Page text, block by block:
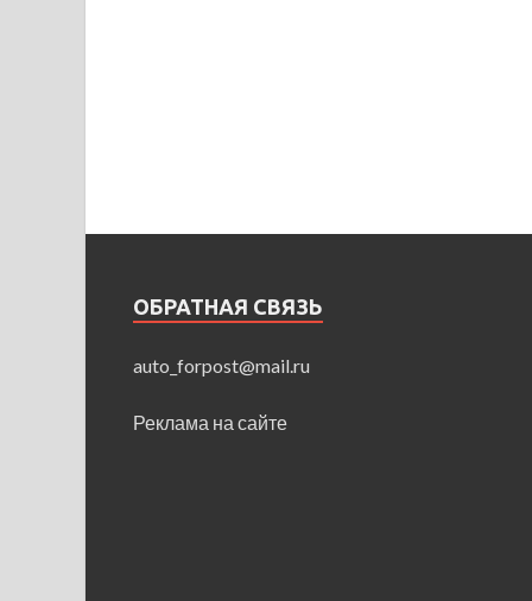
ОБРАТНАЯ СВЯЗЬ
auto_forpost@mail.ru
Реклама на сайте